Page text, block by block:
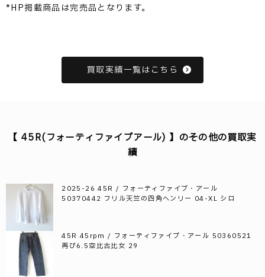
*HP掲載商品は完売品となります。
買取実績一覧はこちら
【 45R(フォーティファイブアール) 】のその他の買取実
績
2025-26 45R / フォーティファイブ・アール
50370442 フリル天竺の四角ヘンリー 04-XL シロ
45R 45rpm / フォーティファイブ・アール 50360521
再び6.5空比古比女 29